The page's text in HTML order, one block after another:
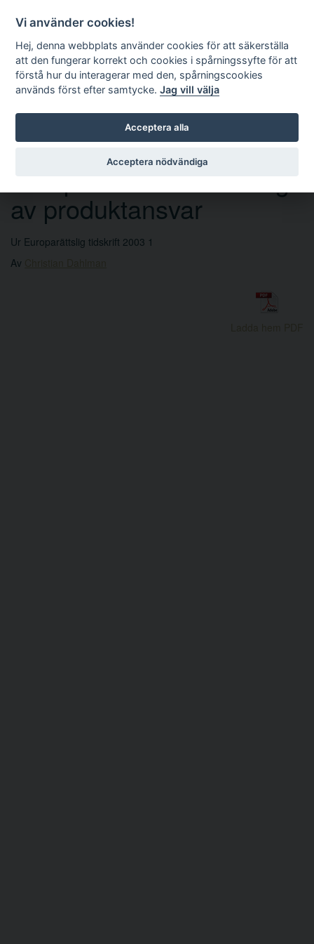
Sök
av produktansvar
Ur Europarättslig tidskrift 2003 1
Av
Vi använder cookies!
Hej, denna webbplats använder cookies för att säkerställa
att den fungerar korrekt och cookies i spårningssyfte för att
förstå hur du interagerar med den, spårningscookies
används först efter samtycke.Jag vill välja
Acceptera alla
Acceptera nödvändiga